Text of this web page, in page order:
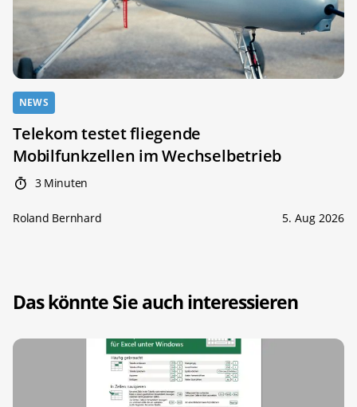
NEWS
Telekom testet fliegende
Mobilfunkzellen im Wechselbetrieb
3 Minuten
Roland Bernhard 5. Aug 2026
Das könnte Sie auch interessieren